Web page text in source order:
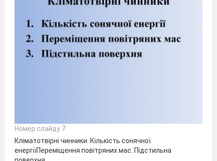
Номер слайду 7
Кліматотвірні чинники. Кількість сонячної
енергіїПереміщення повітряних мас. Підстильна